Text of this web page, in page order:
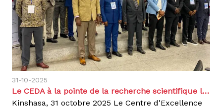
31-10-2025
Le CEDA à la pointe de la recherche scientifique lors des 1ères Journées de Pneumologie de la RDC
Kinshasa, 31 octobre 2025 Le Centre d'Excellence